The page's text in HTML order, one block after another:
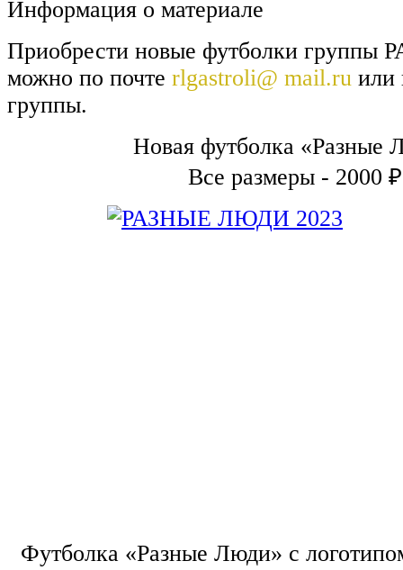
Информация о материале
Приобрести новые футболки
можно по почте rlgastroli@ mail.ru или
группы.
Новая футболка «Разные
Все размеры - 2000 ₽
Футболка «Разные Люди» с